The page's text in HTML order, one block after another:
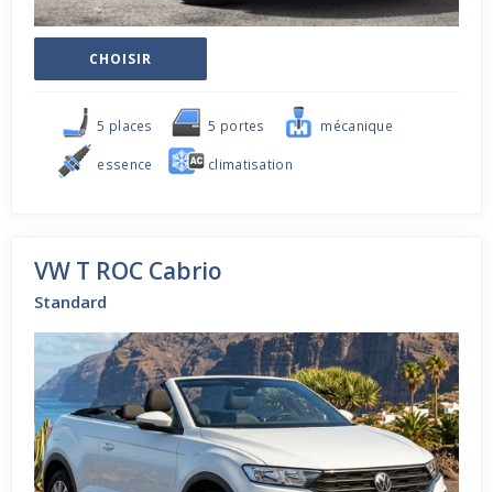
CHOISIR
5 places 5 portes mécanique
essence climatisation
VW T ROC Cabrio
Standard